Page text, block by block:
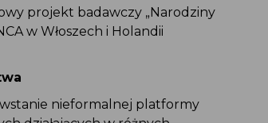
projekt badawczy „Narodziny
w Włoszech i Holandii
nieformalnej platformy